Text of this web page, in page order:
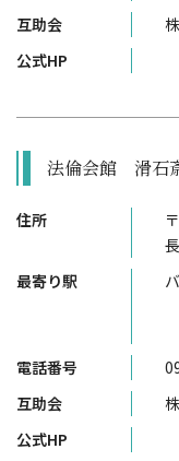
互助会
公式HP
法倫会館 滑石
住所
最寄り駅
電話番号
互助会
公式HP